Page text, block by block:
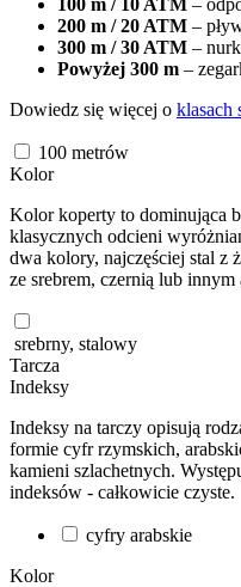
200 m / 20 ATM –
300 m / 30 ATM –
Powyżej 300 m –
Dowiedz się więcej o klasach
100 metrów
Kolor
Kolor koperty to dominująca
klasycznych odcieni
dwa kolory, najczęściej stal z
ze srebrem, czernią lub innym
srebrny, stalowy
Tarcza
Indeksy
Indeksy na tarczy opisują
formie cyfr rzymskich,
kamieni szlachetnych.
indeksów - całkowicie czyste.
cyfry arabskie
Kolor